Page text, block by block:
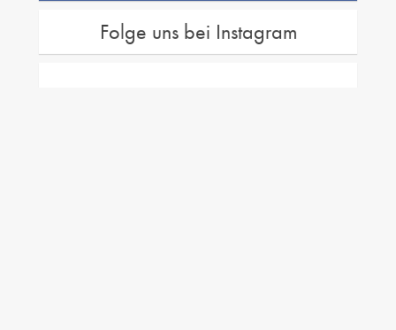
Folge uns bei Instagram